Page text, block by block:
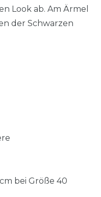
Look ab. Am Ärmel
der Schwarzen
bei Größe 40